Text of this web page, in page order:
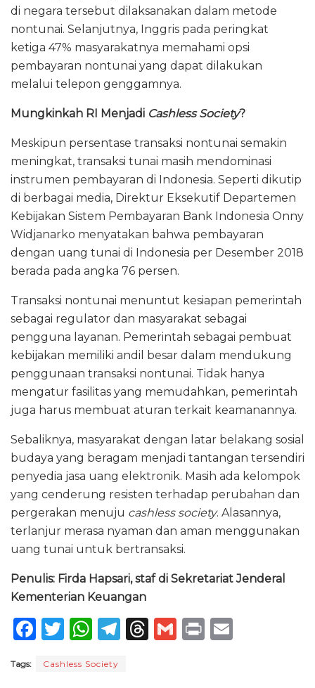
di negara tersebut dilaksanakan dalam metode
nontunai. Selanjutnya, Inggris pada peringkat
ketiga 47% masyarakatnya memahami opsi
pembayaran nontunai yang dapat dilakukan
melalui telepon genggamnya.
Mungkinkah RI Menjadi Cashless Society?
Meskipun persentase transaksi nontunai semakin
meningkat, transaksi tunai masih mendominasi
instrumen pembayaran di Indonesia. Seperti dikutip
di berbagai media, Direktur Eksekutif Departemen
Kebijakan Sistem Pembayaran Bank Indonesia Onny
Widjanarko menyatakan bahwa pembayaran
dengan uang tunai di Indonesia per Desember 2018
berada pada angka 76 persen.
Transaksi nontunai menuntut kesiapan pemerintah
sebagai regulator dan masyarakat sebagai
pengguna layanan. Pemerintah sebagai pembuat
kebijakan memiliki andil besar dalam mendukung
penggunaan transaksi nontunai. Tidak hanya
mengatur fasilitas yang memudahkan, pemerintah
juga harus membuat aturan terkait keamanannya.
Sebaliknya, masyarakat dengan latar belakang sosial
budaya yang beragam menjadi tantangan tersendiri
penyedia jasa uang elektronik. Masih ada kelompok
yang cenderung resisten terhadap perubahan dan
pergerakan menuju cashless society. Alasannya,
terlanjur merasa nyaman dan aman menggunakan
uang tunai untuk bertransaksi.
Penulis: Firda Hapsari, staf di Sekretariat Jenderal
Kementerian Keuangan
F
c
T
it
W
a
T
T
G P
Tags: Cashless Society